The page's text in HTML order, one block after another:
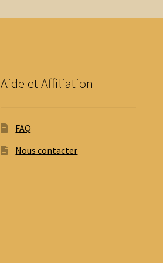
être
Aide et Affiliation
FAQ
Nous contacter